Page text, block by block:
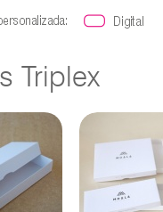
Triplex